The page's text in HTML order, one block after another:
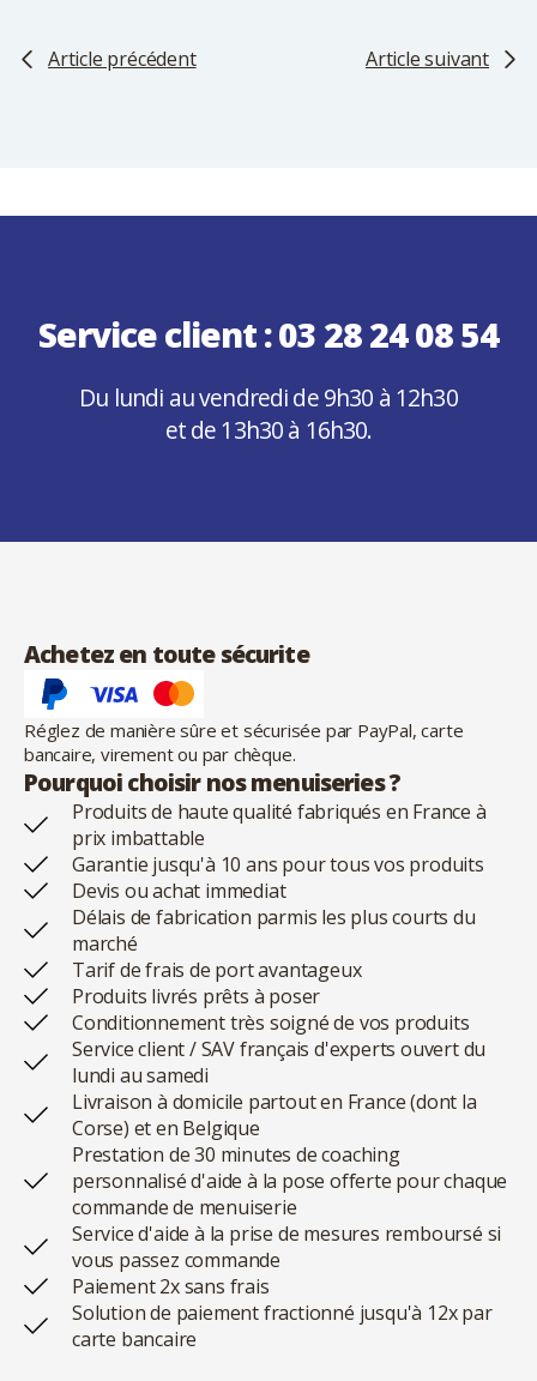
Article précédent Article suivant
Service client :03 28 24 08 54
Du lundi au vendredi de 9h30 à 12h30
et de 13h30 à 16h30.
Achetez en toute sécurite
Réglez de manière sûre et sécurisée par PayPal, carte
bancaire, virement ou par chèque.
Pourquoi choisir nos menuiseries ?
Produits de haute qualité fabriqués en France à
prix imbattable
Garantie jusqu'à 10 ans pour tous vos produits
Devis ou achat immediat
Délais de fabrication parmis les plus courts du
marché
Tarif de frais de port avantageux
Produits livrés prêts à poser
Conditionnement très soigné de vos produits
Service client / SAV français d'experts ouvert du
lundi au samedi
Livraison à domicile partout en France (dont la
Corse) et en Belgique
Prestation de 30 minutes de coaching
personnalisé d'aide à la pose offerte pour chaque
commande de menuiserie
Service d'aide à la prise de mesures remboursé si
vous passez commande
Paiement 2x sans frais
Solution de paiement fractionné jusqu'à 12x par
carte bancaire